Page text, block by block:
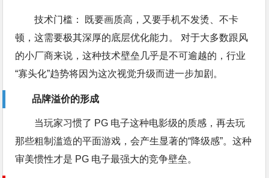
技术门槛： 既要画质高，又要手机不发烫、不卡
顿，这需要极其深厚的底层优化能力。 对于大多数跟风
的小厂商来说，这种技术壁垒几乎是不可逾越的，行业
“寡头化”趋势将因为这次视觉升级而进一步加剧。
品牌溢价的形成
当玩家习惯了 PG 电子这种电影级的质感，再去玩
那些粗制滥造的平面游戏，会产生显著的“降级感”。这种
审美惯性才是 PG 电子最强大的竞争壁垒。